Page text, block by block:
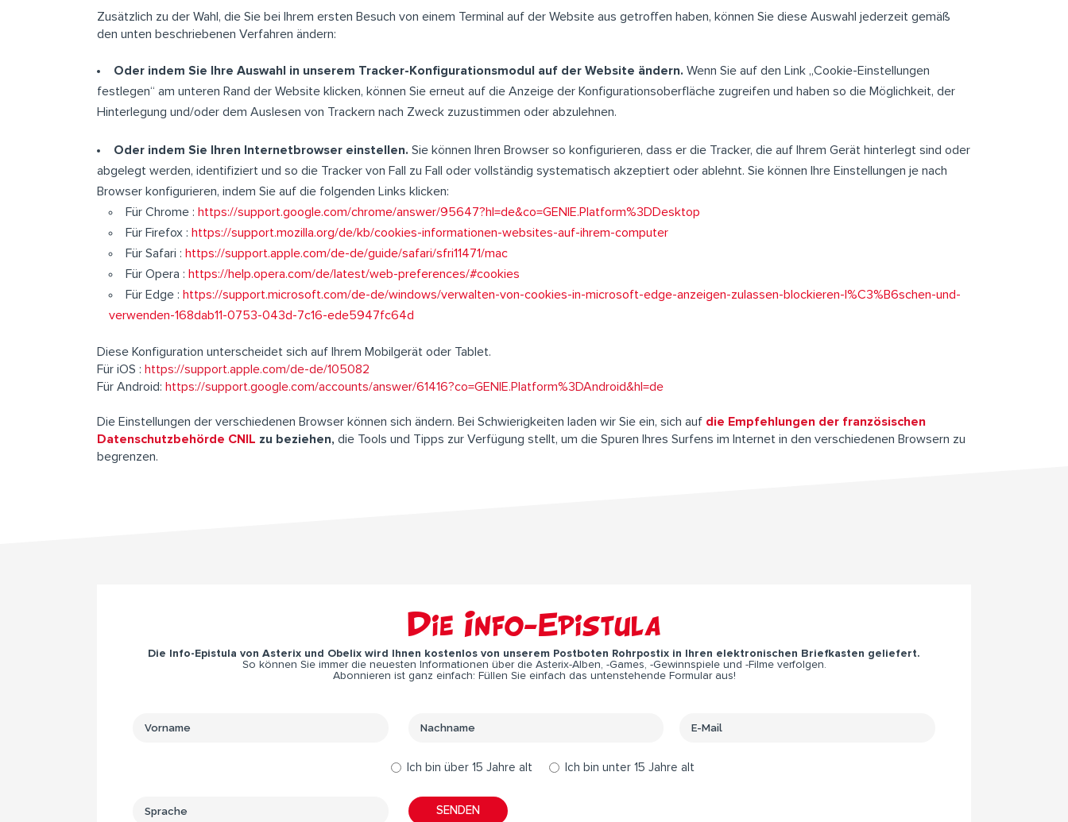
Zusätzlich zu der Wahl, die Sie bei Ihrem ersten Besuch von einem Terminal auf der Website aus getroffen haben, können Sie diese Auswahl jederzeit gemäß
den unten beschriebenen Verfahren ändern:
Oder indem Sie Ihre Auswahl in unserem Tracker-Konfigurationsmodul auf der Website ändern. Wenn Sie auf den Link „Cookie-Einstellungen
festlegen“ am unteren Rand der Website klicken, können Sie erneut auf die Anzeige der Konfigurationsoberfläche zugreifen und haben so die Möglichkeit, der
Hinterlegung und/oder dem Auslesen von Trackern nach Zweck zuzustimmen oder abzulehnen.
Oder indem Sie Ihren Internetbrowser einstellen. Sie können Ihren Browser so konfigurieren, dass er die Tracker, die auf Ihrem Gerät hinterlegt sind oder
abgelegt werden, identifiziert und so die Tracker von Fall zu Fall oder vollständig systematisch akzeptiert oder ablehnt. Sie können Ihre Einstellungen je nach
Browser konfigurieren, indem Sie auf die folgenden Links klicken:
Für Chrome : https://support.google.com/chrome/answer/95647?hl=de&co=GENIE.Platform%3DDesktop
Für Firefox : https://support.mozilla.org/de/kb/cookies-informationen-websites-auf-ihrem-computer
Für Safari : https://support.apple.com/de-de/guide/safari/sfri11471/mac
Für Opera : https://help.opera.com/de/latest/web-preferences/#cookies
Für Edge : https://support.microsoft.com/de-de/windows/verwalten-von-cookies-in-microsoft-edge-anzeigen-zulassen-blockieren-l%C3%B6schen-und-
verwenden-168dab11-0753-043d-7c16-ede5947fc64d
Diese Konfiguration unterscheidet sich auf Ihrem Mobilgerät oder Tablet.
Für iOS : https://support.apple.com/de-de/105082
Für Android: https://support.google.com/accounts/answer/61416?co=GENIE.Platform%3DAndroid&hl=de
Die Einstellungen der verschiedenen Browser können sich ändern. Bei Schwierigkeiten laden wir Sie ein, sich auf die Empfehlungen der französischen
Datenschutzbehörde CNIL zu beziehen, die Tools und Tipps zur Verfügung stellt, um die Spuren Ihres Surfens im Internet in den verschiedenen Browsern zu
begrenzen.
Die Info-Epistula
Die Info-Epistula von Asterix und Obelix wird Ihnen kostenlos von unserem Postboten Rohrpostix in Ihren elektronischen Briefkasten geliefert.
So können Sie immer die neuesten Informationen über die Asterix-Alben, -Games, -Gewinnspiele und -Filme verfolgen.
Abonnieren ist ganz einfach: Füllen Sie einfach das untenstehende Formular aus!
Ich bin über 15 Jahre alt Ich bin unter 15 Jahre alt